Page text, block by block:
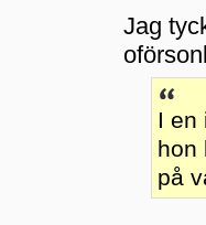
Jag
I en
hon
på